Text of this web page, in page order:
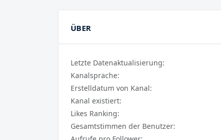
ÜBER
Letzte Datenaktualisierung:
Kanalsprache:
Erstelldatum von Kanal:
Kanal existiert:
Likes Ranking:
Gesamtstimmen der Benutzer: